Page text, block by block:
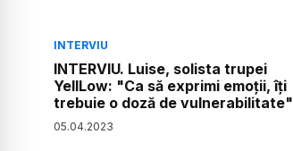
INTERVIU
INTERVIU. Luise, solista trupei
YellLow: "Ca să exprimi emoții, îți
trebuie o doză de vulnerabilitate"
05.04.2023